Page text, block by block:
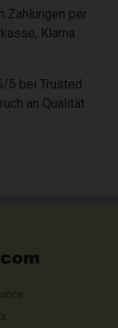
Zahlungen per
Klarna
5 bei Trusted
an Qualität